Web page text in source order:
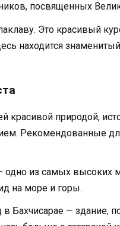
посвященных
Это красивый
находится
красивой природой,
Рекомендованные
одно из самых высоких
на море и горы.
Бахчисарае — здание,